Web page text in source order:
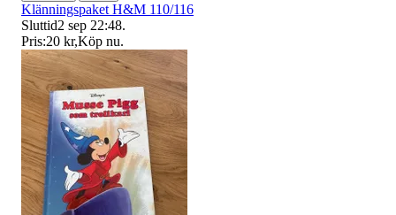
Klänningspaket H&M 110/116
Sluttid2 sep 22:48.
Pris:20 kr,Köp nu.